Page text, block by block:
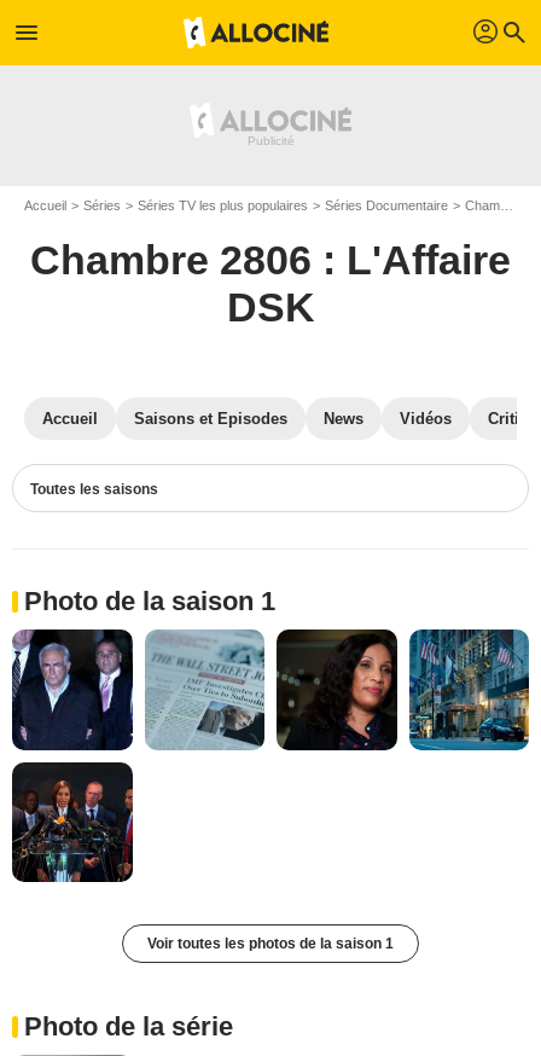
menu profil search
Accueil Séries Séries TV les plus populaires Séries Documentaire Chambre 2806 : L'Affaire DSK
Chambre 2806 : L'Affaire
DSK
Accueil Saisons et Episodes News Vidéos
Toutes les saisons
Photo de la saison 1
Voir toutes les photos de la saison 1
Photo de la série